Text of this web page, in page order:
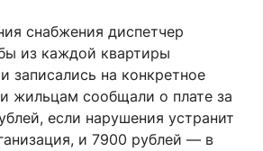
снабжения диспетчер
из каждой квартиры
записались на конкретное
жильцам сообщали о плате за
если нарушения устранит
и 7900 рублей — в